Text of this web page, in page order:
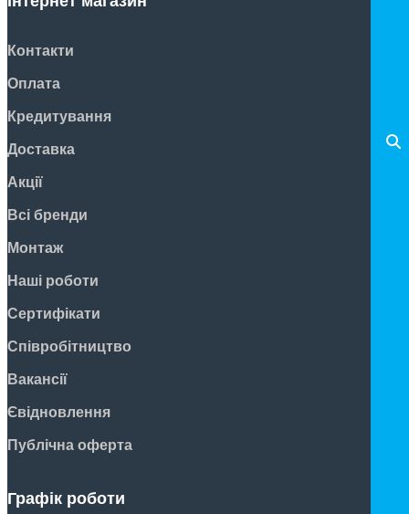
Контакти
Оплата
Кредитування
Доставка
Акції
Всі бренди
Монтаж
Наші роботи
Сертифікати
Співробітництво
Вакансії
Євідновлення
Публічна оферта
Графік роботи